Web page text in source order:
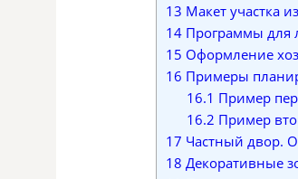
13 Макет участка
14 Программы для
15 Оформление
16 Примеры
16.1 Пример
16.2 Пример
17 Частный двор.
18 Декоративные